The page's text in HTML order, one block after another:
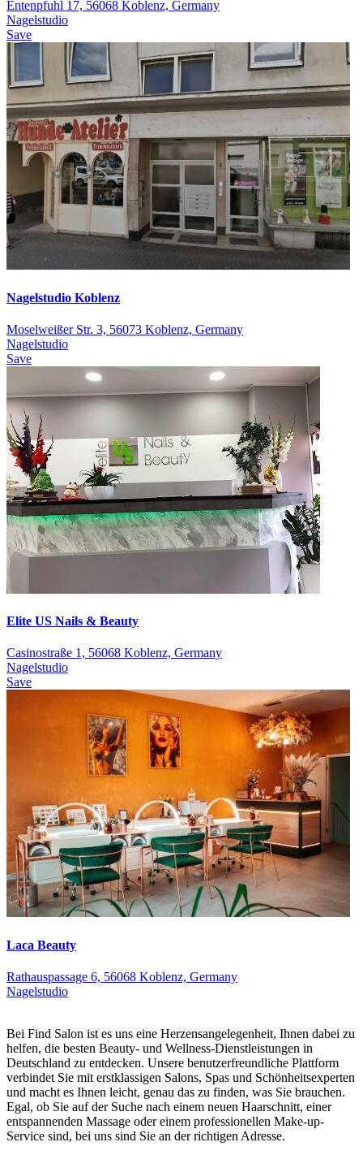
Entenpfuhl 17, 56068 Koblenz, Germany
Nagelstudio
Save
Nagelstudio Koblenz
Moselweißer Str. 3, 56073 Koblenz, Germany
Nagelstudio
Save
Elite US Nails & Beauty
Casinostraße 1, 56068 Koblenz, Germany
Nagelstudio
Save
Laca Beauty
Rathauspassage 6, 56068 Koblenz, Germany
Nagelstudio
Bei Find Salon ist es uns eine Herzensangelegenheit, Ihnen dabei zu
helfen, die besten Beauty- und Wellness-Dienstleistungen in
Deutschland zu entdecken. Unsere benutzerfreundliche Plattform
verbindet Sie mit erstklassigen Salons, Spas und Schönheitsexperten
und macht es Ihnen leicht, genau das zu finden, was Sie brauchen.
Egal, ob Sie auf der Suche nach einem neuen Haarschnitt, einer
entspannenden Massage oder einem professionellen Make-up-
Service sind, bei uns sind Sie an der richtigen Adresse.